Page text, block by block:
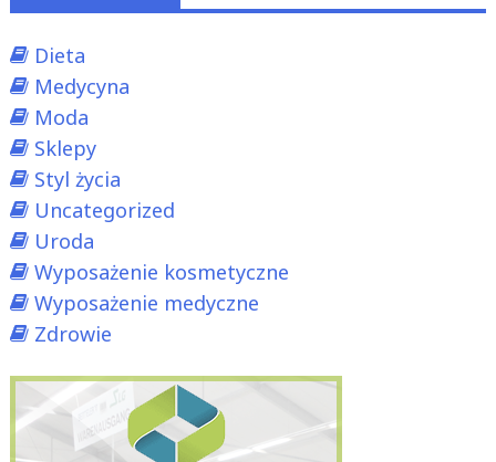
Dieta
Medycyna
Moda
Sklepy
Styl życia
Uncategorized
Uroda
Wyposażenie kosmetyczne
Wyposażenie medyczne
Zdrowie